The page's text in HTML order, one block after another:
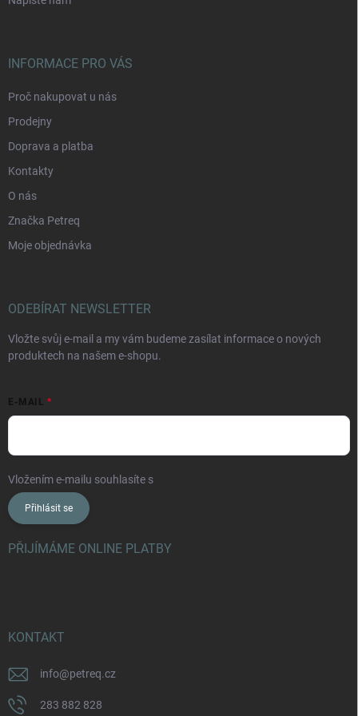
INFORMACE PRO VÁS
Proč nakupovat u nás
Prodejny
Doprava a platba
Kontakty
O nás
Značka Petreq
Moje objednávka
ODEBÍRAT NEWSLETTER
Vložte svůj e-mail a my vám budeme zasílat informace o nových
produktech na našem e-shopu.
E-MAIL
Vložením e-mailu souhlasíte s
Přihlásit se
PŘIJÍMÁME ONLINE PLATBY
KONTAKT
info@petreq.cz
283 882 828